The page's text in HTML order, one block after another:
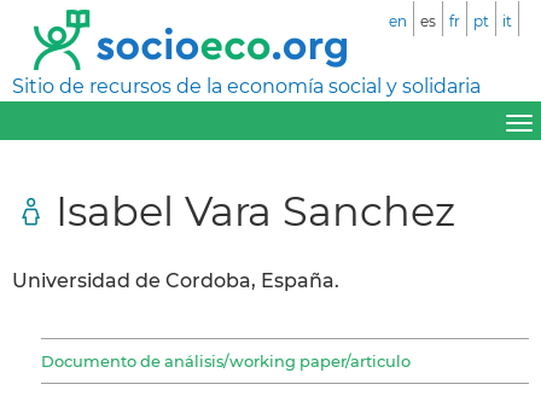
Sitio de recursos de la economía social y solidaria
en es fr pt it
Isabel Vara Sanchez
Universidad de Cordoba, España.
Documento de análisis/working paper/articulo